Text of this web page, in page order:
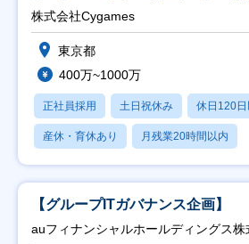
株式会社Cygames
東京都
400万~1000万
正社員採用 土日祝休み 休日120日
産休・育休あり 月残業20時間以内
【グループITガバナンス企画】
auフィナンシャルホールディングス株